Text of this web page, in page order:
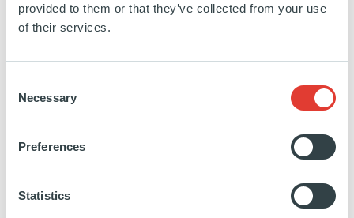
provided to them or that they’ve collected from your use
of their services.
Selection
Necessary
Preferences
Statistics
Adamo
INVESTISSEMENT